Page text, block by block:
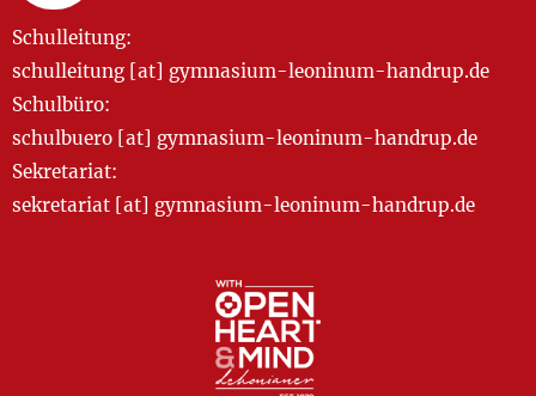
Schulleitung:
schulleitung [at] gymnasium-leoninum-handrup.de
Schulbüro:
schulbuero [at] gymnasium-leoninum-handrup.de
Sekretariat:
sekretariat [at] gymnasium-leoninum-handrup.de